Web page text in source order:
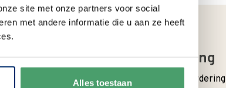
site met onze partners voor social
met andere informatie die u aan ze heeft
Alles toestaan
Goede waardering
We krijgen een goede waardering